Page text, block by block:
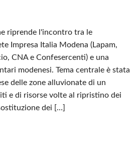
riprende l'incontro tra le
Impresa Italia Modena (Lapam,
CNA e Confesercenti) e una
modenesi. Tema centrale è stata
delle zone alluvionate di un
e di risorse volte al ripristino dei
dei […]